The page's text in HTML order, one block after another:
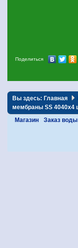
Поделиться
Вы здесь: Главная
мембраны SS 4040х4
Магазин
Заказ воды